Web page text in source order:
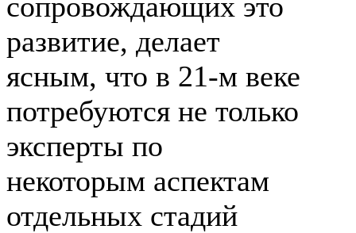
развитие, делает
ясным, что в 21-м веке
потребуются не только
эксперты по
некоторым аспектам
отдельных стадий